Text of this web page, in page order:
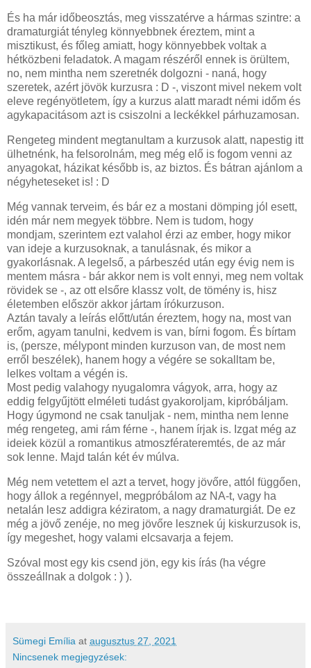
És ha már időbeosztás, meg visszatérve a hármas szintre: a
dramaturgiát tényleg könnyebbnek éreztem, mint a
misztikust, és főleg amiatt, hogy könnyebbek voltak a
hétközbeni feladatok. A magam részéről ennek is örültem,
no, nem mintha nem szeretnék dolgozni - naná, hogy
szeretek, azért jövök kurzusra : D -, viszont mivel nekem volt
eleve regényötletem, így a kurzus alatt maradt némi időm és
agykapacitásom azt is csiszolni a leckékkel párhuzamosan.
Rengeteg mindent megtanultam a kurzusok alatt, napestig itt
ülhetnénk, ha felsorolnám, meg még elő is fogom venni az
anyagokat, házikat később is, az biztos. És bátran ajánlom a
négyheteseket is! : D
Még vannak terveim, és bár ez a mostani dömping jól esett,
idén már nem megyek többre. Nem is tudom, hogy
mondjam, szerintem ezt valahol érzi az ember, hogy mikor
van ideje a kurzusoknak, a tanulásnak, és mikor a
gyakorlásnak. A legelső, a párbeszéd után egy évig nem is
mentem másra - bár akkor nem is volt ennyi, meg nem voltak
rövidek se -, az ott elsőre klassz volt, de tömény is, hisz
életemben először akkor jártam írókurzuson.
Aztán tavaly a leírás előtt/után éreztem, hogy na, most van
erőm, agyam tanulni, kedvem is van, bírni fogom. És bírtam
is, (persze, mélypont minden kurzuson van, de most nem
erről beszélek), hanem hogy a végére se sokalltam be,
lelkes voltam a végén is.
Most pedig valahogy nyugalomra vágyok, arra, hogy az
eddig felgyűjtött elméleti tudást gyakoroljam, kipróbáljam.
Hogy úgymond ne csak tanuljak - nem, mintha nem lenne
még rengeteg, ami rám férne -, hanem írjak is. Izgat még az
ideiek közül a romantikus atmoszférateremtés, de az már
sok lenne. Majd talán két év múlva.
Még nem vetettem el azt a tervet, hogy jövőre, attól függően,
hogy állok a regénnyel, megpróbálom az NA-t, vagy ha
netalán lesz addigra kéziratom, a nagy dramaturgiát. De ez
még a jövő zenéje, no meg jövőre lesznek új kiskurzusok is,
így megeshet, hogy valami elcsavarja a fejem.
Szóval most egy kis csend jön, egy kis írás (ha végre
összeállnak a dolgok : ) ).
Sümegi Emília at augusztus 27, 2021
Nincsenek megjegyzések: